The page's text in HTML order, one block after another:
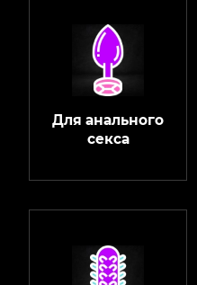
Для анального
секса